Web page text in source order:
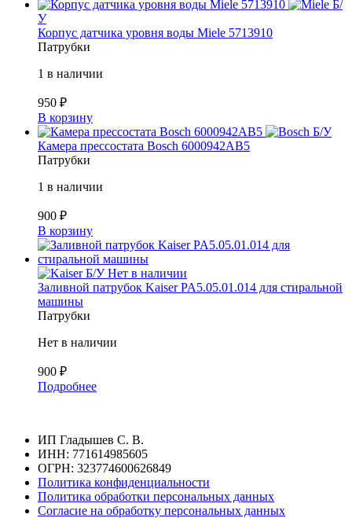
Б/
У
Корпус датчика уровня воды Miele 5713910
Патрубки
1 в наличии
950 ₽
В корзину
Б/У
Камера прессостата Bosch 6000942AB5
Патрубки
1 в наличии
900 ₽
В корзину
Б/У Нет в наличии
Заливной патрубок Kaiser PA5.05.01.014 для стиральной
машины
Патрубки
Нет в наличии
900 ₽
Подробнее
ИП Гладышев С. В.
ИНН: 771614985605
ОГРН: 323774600626849
Политика конфиденциальности
Политика обработки персональных данных
Согласие на обработку персональных данных